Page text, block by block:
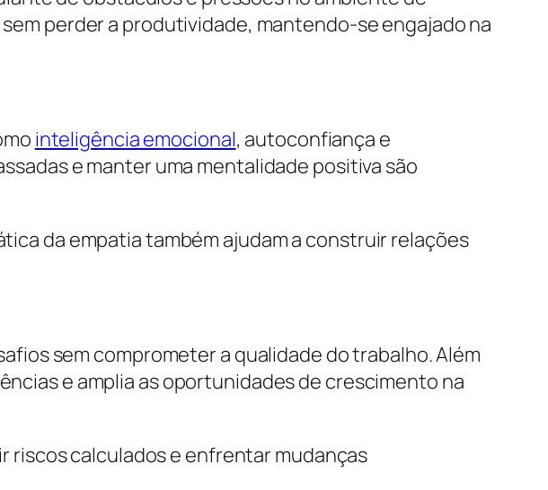
perder a produtividade, mantendo-se engajado na
inteligência emocional, autoconfiança e
e manter uma mentalidade positiva são
da empatia também ajudam a construir relações
sem comprometer a qualidade do trabalho. Além
e amplia as oportunidades de crescimento na
riscos calculados e enfrentar mudanças